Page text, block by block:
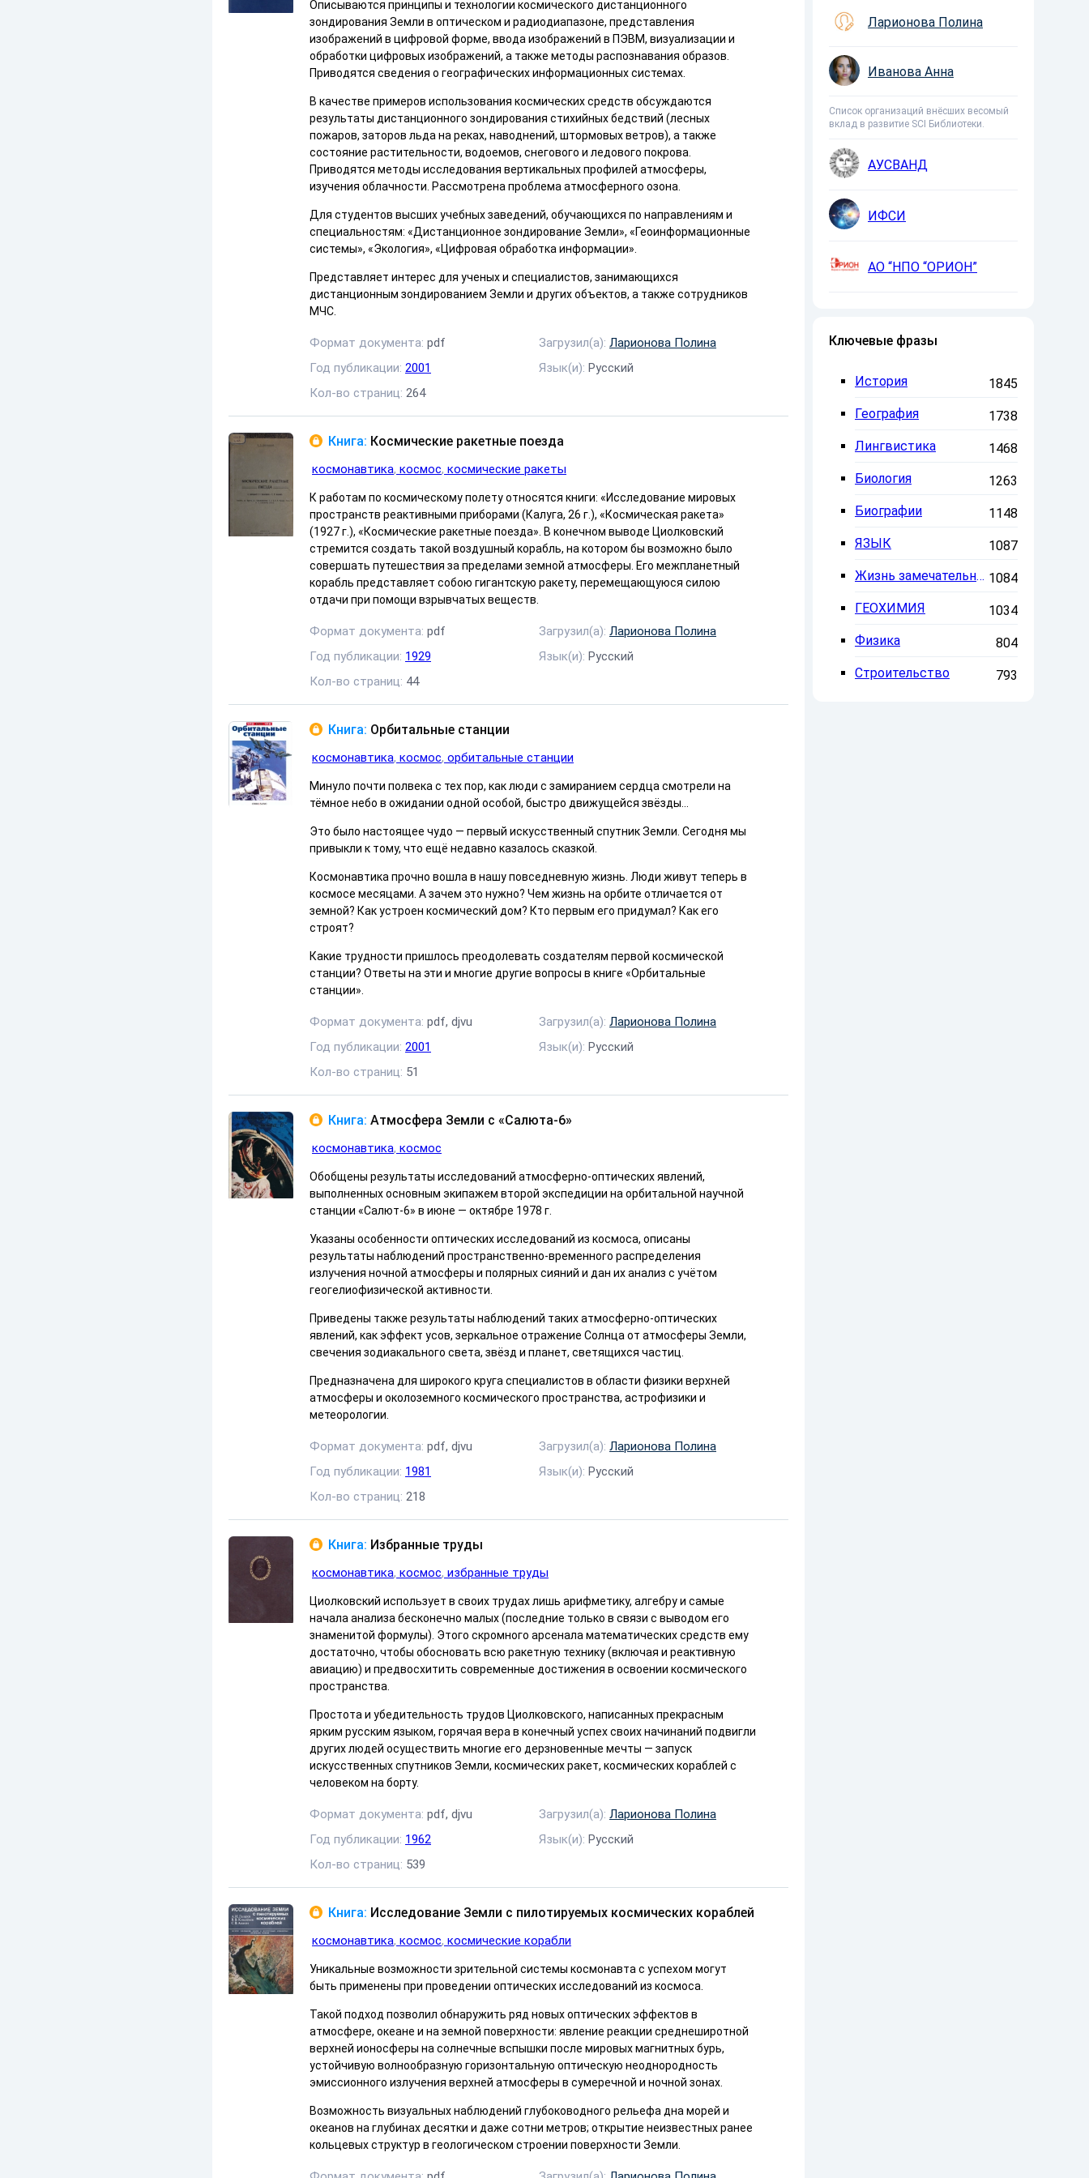
Описываются принципы и технологии космического дистанционного
зондирования Земли в оптическом и радиодиапазоне, представления
изображений в цифровой форме, ввода изображений в ПЭВМ, визуализации и
обработки цифровых изображений, а также методы распознавания образов.
Приводятся сведения о географических информационных системах.
В качестве примеров использования космических средств обсуждаются
результаты дистанционного зондирования стихийных бедствий (лесных
пожаров, заторов льда на реках, наводнений, штормовых ветров), а также
состояние растительности, водоемов, снегового и ледового покрова.
Приводятся методы исследования вертикальных профилей атмосферы,
изучения облачности. Рассмотрена проблема атмосферного озона.
Для студентов высших учебных заведений, обучающихся по направлениям и
специальностям: «Дистанционное зондирование Земли», «Геоинформационные
системы», «Экология», «Цифровая обработка информации».
Представляет интерес для ученых и специалистов, занимающихся
дистанционным зондированием Земли и других объектов, а также сотрудников
МЧС.
Формат документа: pdf
Год публикации: 2001
Кол-во страниц: 264
Загрузил(а): Ларионова Полина
Язык(и): Русский
Книга: Космические ракетные поезда
космонавтика космос космические ракеты
К работам по космическому полету относятся книги: «Исследование мировых
пространств реактивными приборами (Калуга, 26 г.), «Космическая ракета»
(1927 г.), «Космические ракетные поезда». В конечном выводе Циолковский
стремится создать такой воздушный корабль, на котором бы возможно было
совершать путешествия за пределами земной атмосферы. Его межпланетный
корабль представляет собою гигантскую ракету, перемещающуюся силою
отдачи при помощи взрывчатых веществ.
Формат документа: pdf
Год публикации: 1929
Кол-во страниц: 44
Загрузил(а): Ларионова Полина
Язык(и): Русский
Книга: Орбитальные станции
космонавтика космос орбитальные станции
Минуло почти полвека с тех пор, как люди с замиранием сердца смотрели на
тёмное небо в ожидании одной особой, быстро движущейся звёзды…
Это было настоящее чудо — первый искусственный спутник Земли. Сегодня мы
привыкли к тому, что ещё недавно казалось сказкой.
Космонавтика прочно вошла в нашу повседневную жизнь. Люди живут теперь в
космосе месяцами. А зачем это нужно? Чем жизнь на орбите отличается от
земной? Как устроен космический дом? Кто первым его придумал? Как его
строят?
Какие трудности пришлось преодолевать создателям первой космической
станции? Ответы на эти и многие другие вопросы в книге «Орбитальные
станции».
Формат документа: pdf, djvu
Год публикации: 2001
Кол-во страниц: 51
Загрузил(а): Ларионова Полина
Язык(и): Русский
Книга: Атмосфера Земли с «Салюта-6»
космонавтика космос
Обобщены результаты исследований атмосферно-оптических явлений,
выполненных основным экипажем второй экспедиции на орбитальной научной
станции «Салют-6» в июне — октябре 1978 г.
Указаны особенности оптических исследований из космоса, описаны
результаты наблюдений пространственно-временного распределения
излучения ночной атмосферы и полярных сияний и дан их анализ с учётом
геогелиофизической активности.
Приведены также результаты наблюдений таких атмосферно-оптических
явлений, как эффект усов, зеркальное отражение Солнца от атмосферы Земли,
свечения зодиакального света, звёзд и планет, светящихся частиц.
Предназначена для широкого круга специалистов в области физики верхней
атмосферы и околоземного космического пространства, астрофизики и
метеорологии.
Формат документа: pdf, djvu
Год публикации: 1981
Кол-во страниц: 218
Загрузил(а): Ларионова Полина
Язык(и): Русский
Книга: Избранные труды
космонавтика космос избранные труды
Циолковский использует в своих трудах лишь арифметику, алгебру и самые
начала анализа бесконечно малых (последние только в связи с выводом его
знаменитой формулы). Этого скромного арсенала математических средств ему
достаточно, чтобы обосновать всю ракетную технику (включая и реактивную
авиацию) и предвосхитить современные достижения в освоении космического
пространства.
Простота и убедительность трудов Циолковского, написанных прекрасным
ярким русским языком, горячая вера в конечный успех своих начинаний подвигли
других людей осуществить многие его дерзновенные мечты — запуск
искусственных спутников Земли, космических ракет, космических кораблей с
человеком на борту.
Формат документа: pdf, djvu
Год публикации: 1962
Кол-во страниц: 539
Загрузил(а): Ларионова Полина
Язык(и): Русский
Книга: Исследование Земли с пилотируемых космических кораблей
космонавтика космос космические корабли
Уникальные возможности зрительной системы космо­навта с успехом могут
быть применены при проведении оптических исследований из космоса.
Такой подход по­зволил обнаружить ряд но­вых оптических эффектов в
атмосфере, океане и на земной поверхности: явление реакции среднеши­ротной
верхней ионосферы на солнечные вспышки после мировых магнитных бурь,
устойчивую волнообразную горизонтальную оптическую неоднородность
эмиссион­ного излучения верхней атмосферы в сумеречной и ночной зонах.
Возможность визуальных наблюдений глубоководного рельефа дна морей и
океа­нов на глубинах десятки и даже сотни метров; открытие неизвестных ранее
кольцевых структур в геоло­гическом строении поверх­ности Земли.
Ларионова Полина
Иванова Анна
Список организаций внёсших весомый
вклад в развитие SCI Библиотеки.
АУСВАНД
ИФСИ
АО “НПО “ОРИОН”
Ключевые фразы
История
1845
География
1738
Лингвистика
1468
Биология
1263
Биографии
1148
ЯЗЫК
1087
Жизнь замечательных людей 1084
ГЕОХИМИЯ
1034
Физика
804
Строительство
793